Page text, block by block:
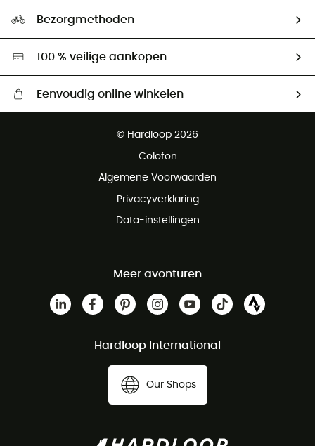
Ambassadeurs
Hardgreen
Bezorgmethoden
100 % veilige aankopen
Eenvoudig online winkelen
Gratis retourneren binnen 100 dagen
© Hardloop 2026
Colofon
Algemene Voorwaarden
Privacyverklaring
Data-instellingen
Meer avonturen
Hardloop International
Our Shops